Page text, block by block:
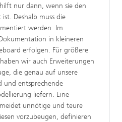
nur dann, wenn sie den
Deshalb muss die
werden. Im
in kleineren
erfolgen. Für größere
wir auch Erweiterungen
die genau auf unsere
und entsprechende
liefern. Eine
unnötige und teure
vorzubeugen, definieren